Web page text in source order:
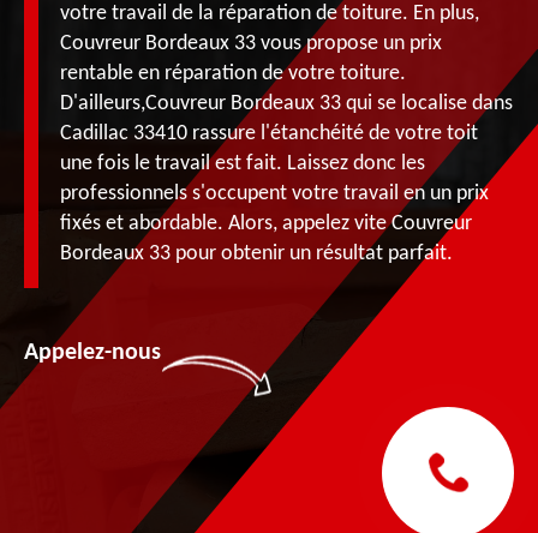
votre travail de la réparation de toiture. En plus,
Couvreur Bordeaux 33 vous propose un prix
rentable en réparation de votre toiture.
D'ailleurs,Couvreur Bordeaux 33 qui se localise dans
Cadillac 33410 rassure l'étanchéité de votre toit
une fois le travail est fait. Laissez donc les
professionnels s'occupent votre travail en un prix
fixés et abordable. Alors, appelez vite Couvreur
Bordeaux 33 pour obtenir un résultat parfait.
Appelez-nous